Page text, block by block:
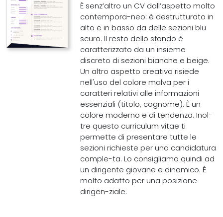
È senz’altro un CV dall’aspetto molto
contempora-neo: è destrutturato in
alto e in basso da delle sezioni blu
scuro. Il resto dello sfondo è
caratterizzato da un insieme
discreto di sezioni bianche e beige.
Un altro aspetto creativo risiede
nell'uso del colore malva per i
caratteri relativi alle informazioni
essenziali (titolo, cognome). È un
colore moderno e di tendenza. Inol-
tre questo curriculum vitae ti
permette di presentare tutte le
sezioni richieste per una candidatura
comple-ta. Lo consigliamo quindi ad
un dirigente giovane e dinamico. È
molto adatto per una posizione
dirigen-ziale.